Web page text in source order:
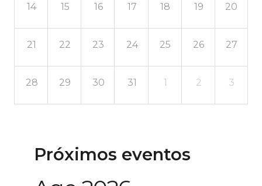
14 15 16 17 18 19 20
21 22 23 24 25 26 27
28 29 30 31 1 2 3
Próximos eventos